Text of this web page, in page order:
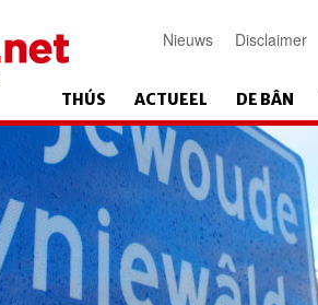
Nieuws Disclaimer
THÚS ACTUEEL DE BÂN